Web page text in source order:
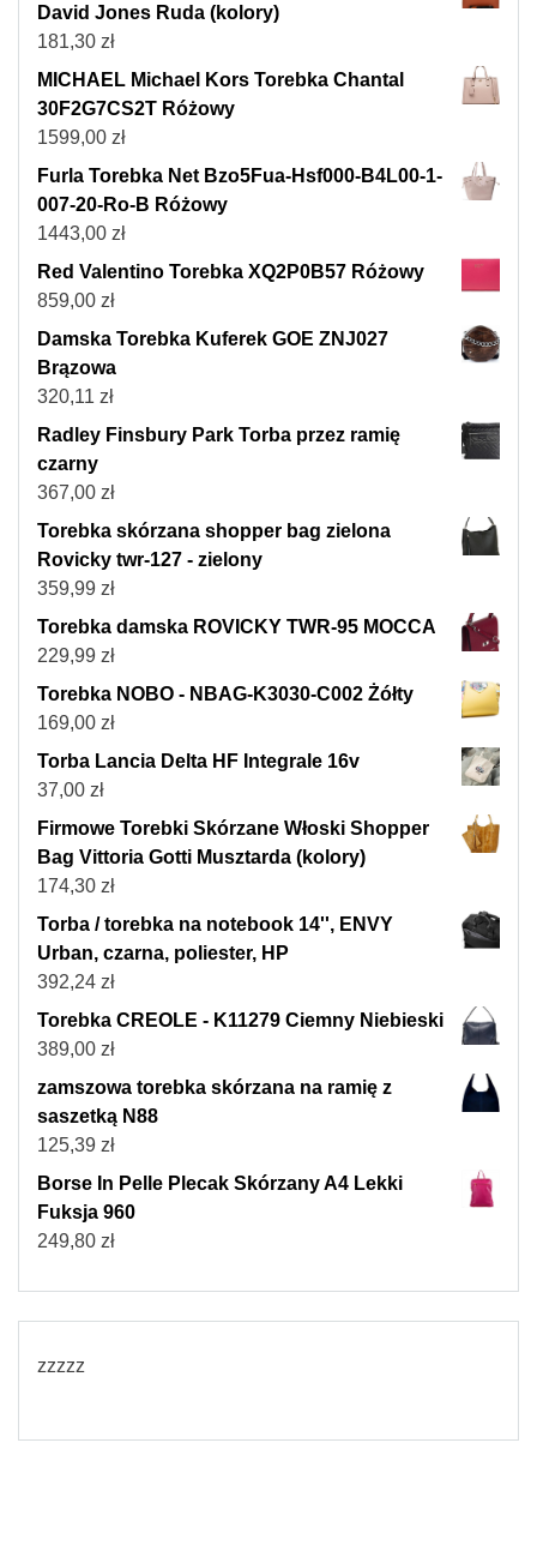
David Jones Ruda (kolory)
181,30 zł
MICHAEL Michael Kors Torebka Chantal
30F2G7CS2T Różowy
1599,00 zł
Furla Torebka Net Bzo5Fua-Hsf000-B4L00-1-
007-20-Ro-B Różowy
1443,00 zł
Red Valentino Torebka XQ2P0B57 Różowy
859,00 zł
Damska Torebka Kuferek GOE ZNJ027
Brązowa
320,11 zł
Radley Finsbury Park Torba przez ramię
czarny
367,00 zł
Torebka skórzana shopper bag zielona
Rovicky twr-127 - zielony
359,99 zł
Torebka damska ROVICKY TWR-95 MOCCA
229,99 zł
Torebka NOBO - NBAG-K3030-C002 Żółty
169,00 zł
Torba Lancia Delta HF Integrale 16v
37,00 zł
Firmowe Torebki Skórzane Włoski Shopper
Bag Vittoria Gotti Musztarda (kolory)
174,30 zł
Torba / torebka na notebook 14'', ENVY
Urban, czarna, poliester, HP
392,24 zł
Torebka CREOLE - K11279 Ciemny Niebieski
389,00 zł
zamszowa torebka skórzana na ramię z
saszetką N88
125,39 zł
Borse In Pelle Plecak Skórzany A4 Lekki
Fuksja 960
249,80 zł
zzzzz